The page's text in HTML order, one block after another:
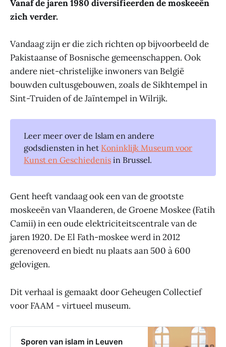
Vanaf de jaren 1980 diversifieerden de moskeeën
zich verder.
Vandaag zijn er die zich richten op bijvoorbeeld de
Pakistaanse of Bosnische gemeenschappen. Ook
andere niet-christelijke inwoners van België
bouwden cultusgebouwen, zoals de Sikhtempel in
Sint-Truiden of de Jaïntempel in Wilrijk.
Leer meer over de Islam en andere
godsdiensten in het Koninklijk Museum voor
Kunst en Geschiedenis in Brussel.
Gent heeft vandaag ook een van de grootste
moskeeën van Vlaanderen, de Groene Moskee (Fatih
Camii) in een oude elektriciteitscentrale van de
jaren 1920. De El Fath-moskee werd in 2012
gerenoveerd en biedt nu plaats aan 500 à 600
gelovigen.
Dit verhaal is gemaakt door Geheugen Collectief
voor FAAM - virtueel museum.
Sporen van islam in Leuven